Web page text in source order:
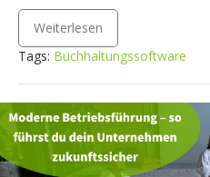
Weiterlesen
Tags: Buchhaltungssoftware